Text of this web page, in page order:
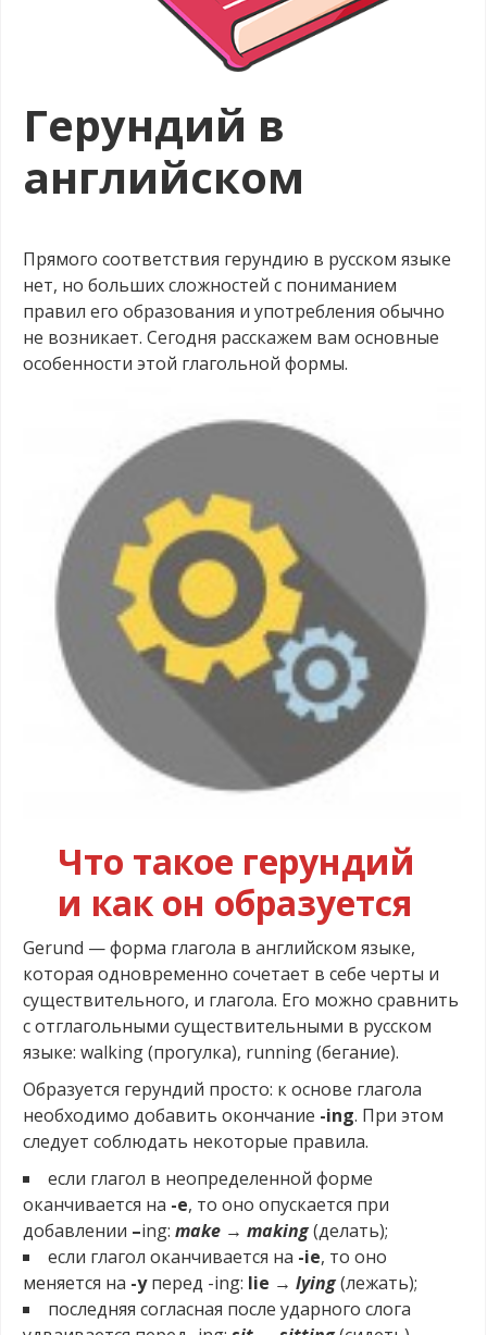
Герундий в
английском
Прямого соответствия герундию в русском языке
нет, но больших сложностей с пониманием
правил его образования и употребления обычно
не возникает. Сегодня расскажем вам основные
особенности этой глагольной формы.
Что такое герундий
и как он образуется
Gerund — форма глагола в английском языке,
которая одновременно сочетает в себе черты и
существительного, и глагола. Его можно сравнить
с отглагольными существительными в русском
языке: walking (прогулка), running (бегание).
Образуется герундий просто: к основе глагола
необходимо добавить окончание -ing. При этом
следует соблюдать некоторые правила.
если глагол в неопределенной форме
оканчивается на -e, то оно опускается при
добавлении –ing: make → making(делать);
если глагол оканчивается на -ie, то оно
меняется на -yперед -ing: lie → lying(лежать);
последняя согласная после ударного слога